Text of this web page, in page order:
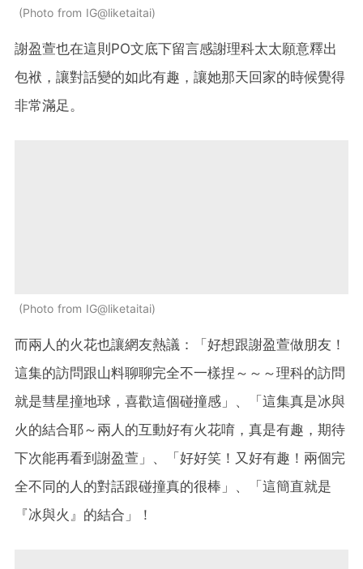
Photo from IG@liketaitai
謝盈萱也在這則PO文底下留言感謝理科太太願意釋出
包袱，讓對話變的如此有趣，讓她那天回家的時候覺得
非常滿足。
Photo from IG@liketaitai
而兩人的火花也讓網友熱議：「好想跟謝盈萱做朋友！
這集的訪問跟山料聊聊完全不一樣捏～～～理科的訪問
就是彗星撞地球，喜歡這個碰撞感」、「這集真是冰與
火的結合耶～兩人的互動好有火花唷，真是有趣，期待
下次能再看到謝盈萱」、「好好笑！又好有趣！兩個完
全不同的人的對話跟碰撞真的很棒」、「這簡直就是
『冰與火』的結合」！